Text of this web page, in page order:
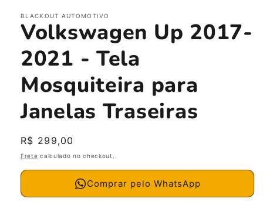
BLACKOUT AUTOMOTIVO
Volkswagen Up 2017-
2021 - Tela
Mosquiteira para
Janelas Traseiras
Preço
normal
R$ 299,00
Frete calculado no checkout.
Comprar pelo WhatsApp